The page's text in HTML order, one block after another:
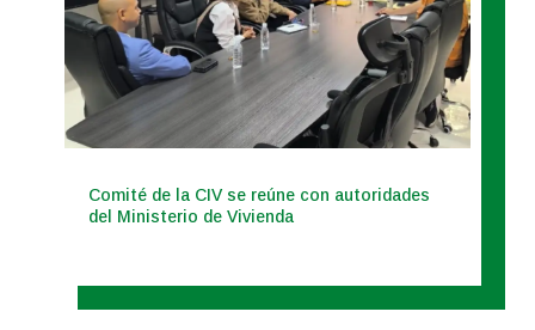
Comité de la CIV se reúne con autoridades
del Ministerio de Vivienda